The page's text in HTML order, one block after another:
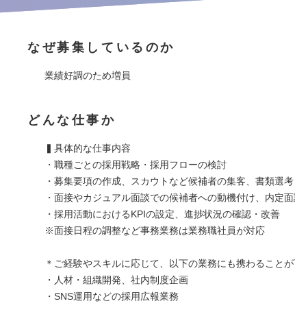
なぜ募集しているのか
業績好調のため増員
どんな仕事か
▍具体的な仕事内容
・職種ごとの採用戦略・採用フローの検討
・募集要項の作成、スカウトなど候補者の集客、書類選考
・面接やカジュアル面談での候補者への動機付け、内定
・採用活動におけるKPIの設定、進捗状況の確認・改善
※面接日程の調整など事務業務は業務職社員が対応
＊ご経験やスキルに応じて、以下の業務にも携わること
・人材・組織開発、社内制度企画
・SNS運用などの採用広報業務